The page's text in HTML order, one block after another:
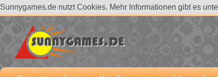
Sunnygames.de nutzt Cookies. Mehr Informationen gibt es